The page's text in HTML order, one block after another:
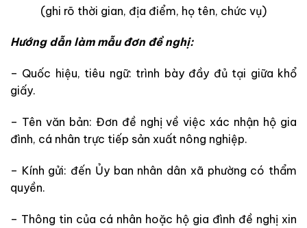
(ghi rõ thời gian, địa điểm, họ tên, chức vụ)
Hướng dẫn làm mẫu đơn đề nghị:
– Quốc hiệu, tiêu ngữ: trình bày đầy đủ tại giữa khổ
giấy.
– Tên văn bản: Đơn đề nghị về việc xác nhận hộ gia
đình, cá nhân trực tiếp sản xuất nông nghiệp.
– Kính gửi: đến Ủy ban nhân dân xã phường có thẩm
quyền.
– Thông tin của cá nhân hoặc hộ gia đình đề nghị xin